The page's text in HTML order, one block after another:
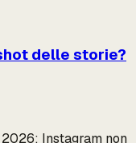
delle storie?
Instagram non